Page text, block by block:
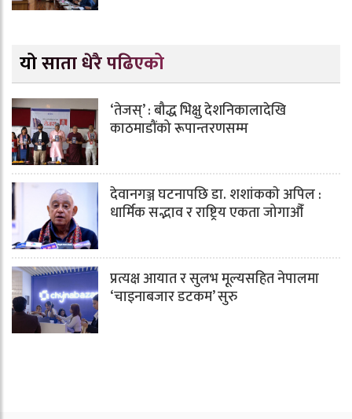
यो साता धेरै पढिएको
‘तेजस्’ : बौद्ध भिक्षु देशनिकालादेखि
काठमाडौंको रूपान्तरणसम्म
देवानगञ्ज घटनापछि डा. शशांककाे अपिल :
धार्मिक सद्भाव र राष्ट्रिय एकता जोगाऔँ
प्रत्यक्ष आयात र सुलभ मूल्यसहित नेपालमा
‘चाइनाबजार डटकम’ सुरु